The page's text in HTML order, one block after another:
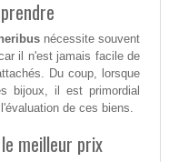
nécessite souvent
il n'est jamais facile de
Du coup, lorsque
bijoux, il est primordial
de ces biens.
meilleur prix